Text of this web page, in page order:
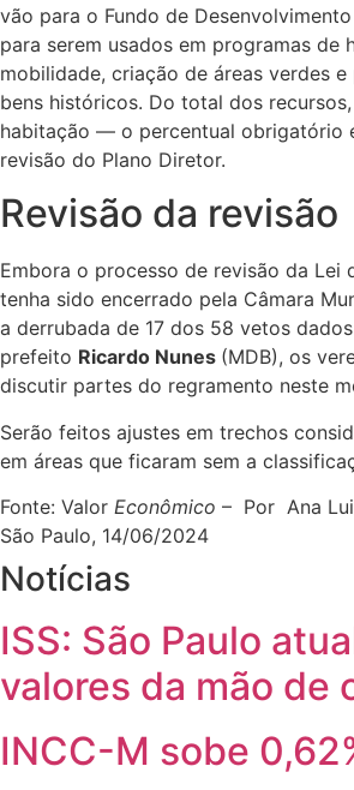
vão para o Fundo de
para serem usados em programas de
mobilidade, criação de áreas verdes
bens históricos. Do total dos
habitação — o percentual obrigatório
revisão do Plano Diretor.
Revisão da revisão
Embora o processo de revisão da Lei
tenha sido encerrado pela Câmara
a derrubada de 17 dos 58 vetos
prefeito Ricardo Nunes (MDB), os
discutir partes do regramento neste
Serão feitos ajustes em trechos
em áreas que ficaram sem a
Fonte: Valor Econômico – Por Ana
São Paulo, 14/06/2024
Notícias
ISS: São Paulo
valores da mão de
INCC-M sobe